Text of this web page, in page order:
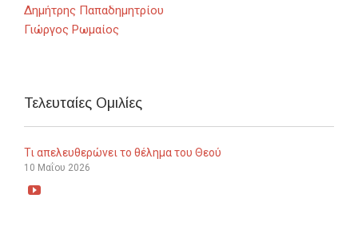
Δημήτρης Παπαδημητρίου
Γιώργος Ρωμαίος
Τελευταίες Ομιλίες
Τι απελευθερώνει το θέλημα του Θεού
10 Μαΐου 2026
